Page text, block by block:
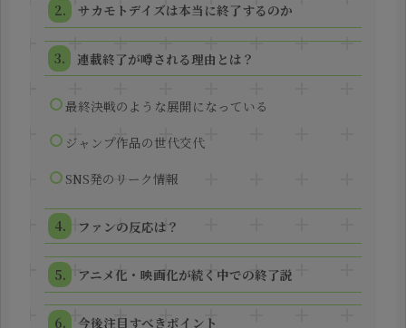
サカモトデイズは本当に終了するのか
連載終了が噂される理由とは？
最終決戦のような展開になっている
ジャンプ作品の世代交代
SNS発のリーク情報
ファンの反応は？
アニメ化・映画化が続く中での終了説
今後注目すべきポイント